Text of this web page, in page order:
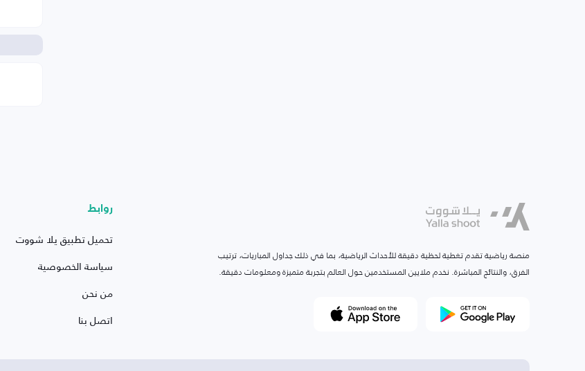
منصة رياضية تقدم تغطية لحظية دقيقة للأحداث الرياضية، بما في ذلك جداول المباريات، ترتيب
الفرق، والنتائج المباشرة. نخدم ملايين المستخدمين حول العالم بتجربة متميزة ومعلومات دقيقة.
روابط
تحميل تطبيق يلا شووت
سياسة الخصوصية
من نحن
اتصل بنا